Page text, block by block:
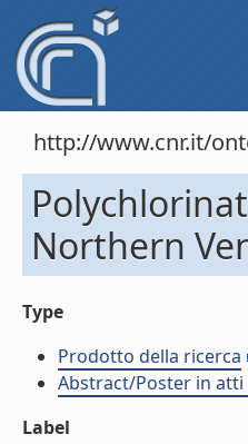
http://www.cnr.it/
Northern
Type
Prodotto della ricerca
Abstract/Poster in atti
Label